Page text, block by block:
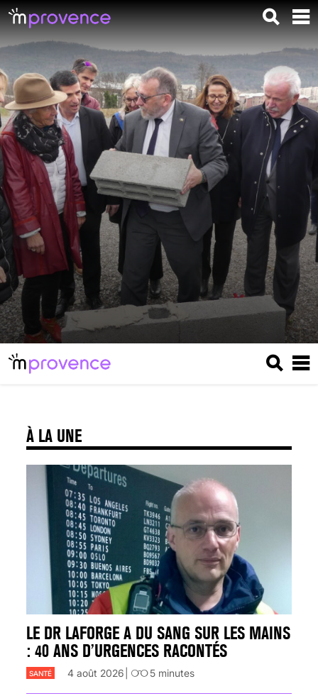
À LA UNE
LE DR LAFORGE A DU SANG SUR LES MAINS
: 40 ANS D’URGENCES RACONTÉS
SANTÉ 4 août 2026 5 minutes